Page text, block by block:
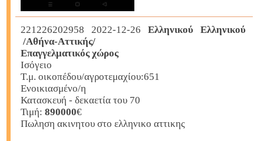
221226202958 2022-12-26
Ελληνικού Ελληνικού
/Αθήνα-Αττικής/
Επαγγελματικός χώρος
Ισόγειο
Τ.μ. οικοπέδου/αγροτεμαχίου:651
Ενοικιασμένο/η
Κατασκευή - δεκαετία του 70
Τιμή: 890000€
Πωληση ακινητου στο ελληνικο αττικης